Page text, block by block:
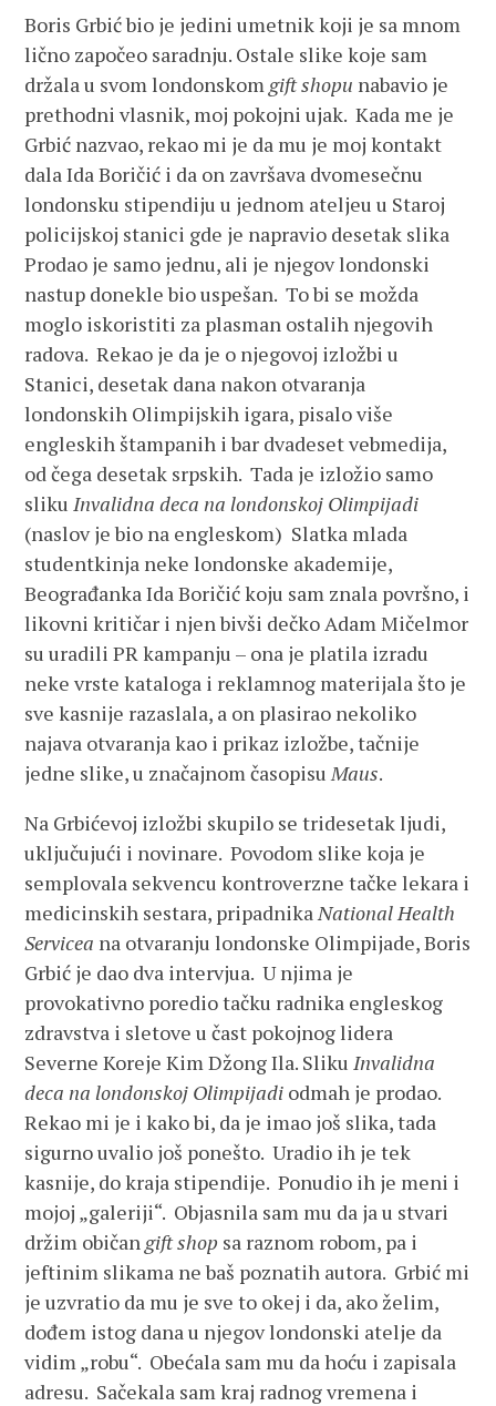
Boris Grbić bio je jedini umetnik koji je sa mnom
lično započeo saradnju. Ostale slike koje sam
držala u svom londonskom gift shopu nabavio je
prethodni vlasnik, moj pokojni ujak. Kada me je
Grbić nazvao, rekao mi je da mu je moj kontakt
dala Ida Boričić i da on završava dvomesečnu
londonsku stipendiju u jednom ateljeu u Staroj
policijskoj stanici gde je napravio desetak slika
Prodao je samo jednu, ali je njegov londonski
nastup donekle bio uspešan. To bi se možda
moglo iskoristiti za plasman ostalih njegovih
radova. Rekao je da je o njegovoj izložbi u
Stanici, desetak dana nakon otvaranja
londonskih Olimpijskih igara, pisalo više
engleskih štampanih i bar dvadeset veb­medija,
od čega desetak srpskih. Tada je izložio samo
slikuInvalidna deca na londonskoj Olimpijadi
(naslov je bio na engleskom) Slatka mlada
studentkinja neke londonske akademije,
Beograđanka Ida Boričić koju sam znala površno, i
likovni kritičar i njen bivši dečko Adam Mičelmor
su uradili PR kampanju – ona je platila izradu
neke vrste kataloga i reklamnog materijala što je
sve kasnije razaslala, a on plasirao nekoliko
najava otvaranja kao i prikaz izložbe, tačnije
jedne slike, u značajnom časopisuMaus.
Na Grbićevoj izložbi skupilo se tridesetak ljudi,
uključujući i novinare. Povodom slike koja je
semplovala sekvencu kontroverzne tačke lekara i
medicinskih sestara, pripadnikaNational Health
Servicea na otvaranju londonske Olimpijade, Boris
Grbić je dao dva intervjua. U njima je
provokativno poredio tačku radnika engleskog
zdravstva i sletove u čast pokojnog lidera
Severne Koreje Kim Džong Ila. SlikuInvalidna
deca na londonskoj Olimpijadi odmah je prodao.
Rekao mi je i kako bi, da je imao još slika, tada
sigurno uvalio još ponešto. Uradio ih je tek
kasnije, do kraja stipendije. Ponudio ih je meni i
mojoj „galeriji“. Objasnila sam mu da ja u stvari
držim običan gift shop sa raznom robom, pa i
jeftinim slikama ne baš poznatih autora. Grbić mi
je uzvratio da mu je sve to okej i da, ako želim,
dođem istog dana u njegov londonski atelje da
vidim „robu“. Obećala sam mu da hoću i zapisala
adresu. Sačekala sam kraj radnog vremena i